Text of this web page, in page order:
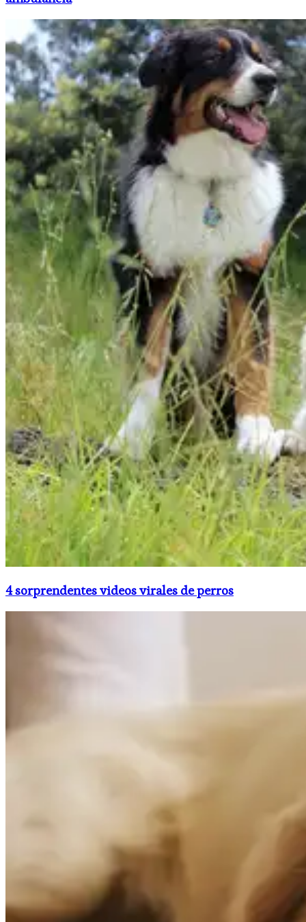
4 sorprendentes videos virales de perros